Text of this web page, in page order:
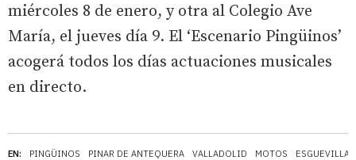
EN: PINGÜINOS PINAR DE ANTEQUERA VALLADOLID MOTOS
miércoles 8 de enero, y otra al Colegio Ave
María, el jueves día 9. El ‘Escenario Pingüinos’
acogerá todos los días actuaciones musicales
en directo.